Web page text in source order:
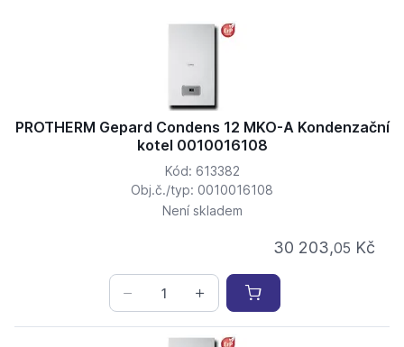
PROTHERM Gepard Condens 12 MKO-A Kondenzační
kotel 0010016108
Kód: 613382
Obj.č./typ: 0010016108
Není skladem
30 203,05 Kč